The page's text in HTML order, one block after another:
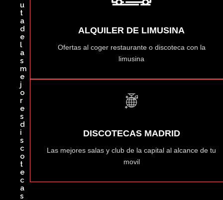
u
t
a
d
e
l
a
s
m
e
j
o
r
e
s
d
i
s
c
o
t
e
c
a
s
ALQUILER DE LIMUSINA
Ofertas al coger restaurante o discoteca con la
limusina
DISCOTECAS MADRID
Las mejores salas y club de la capital al alcance de tu
movil